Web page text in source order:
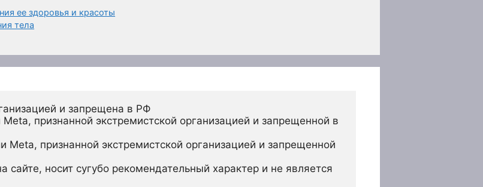
ее здоровья и красоты
тела
и запрещена в РФ
признанной экстремистской организацией и запрещенной в
признанной экстремистской организацией и запрещенной
носит сугубо рекомендательный характер и не является